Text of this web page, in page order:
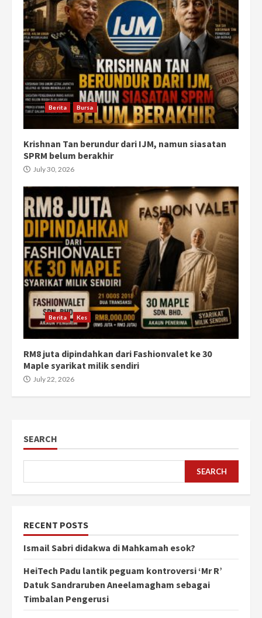
Berita Bursa
Krishnan Tan berundur dari IJM, namun siasatan
SPRM belum berakhir
July 30, 2026
Berita Kes
RM8 juta dipindahkan dari Fashionvalet ke 30
Maple syarikat milik sendiri
July 22, 2026
SEARCH
SEARCH
RECENT POSTS
Ismail Sabri didakwa di Mahkamah esok?
HeiTech Padu lantik peguam kontroversi ‘Mr R’
Datuk Sandraruben Aneelamagham sebagai
Timbalan Pengerusi